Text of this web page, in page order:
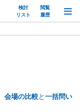
検討
リスト
閲覧
履歴
会場の比較と一括問い